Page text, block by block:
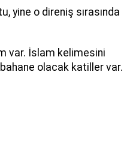
yine o direniş sırasında
var. İslam kelimesini
olacak katiller var.